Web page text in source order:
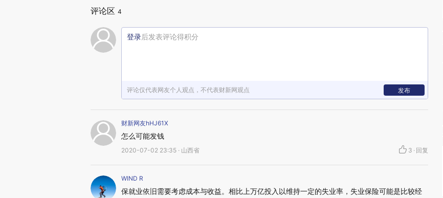
评论区 4
登录后发表评论得积分
评论仅代表网友个人观点，不代表财新网观点 发布
财新网友hHJ61X
怎么可能发钱
2020-07-02 23:35 · 山西省 3 · 回复
WIND R
保就业依旧需要考虑成本与收益。相比上万亿投入以维持一定的失业率，失业保险可能是比较经